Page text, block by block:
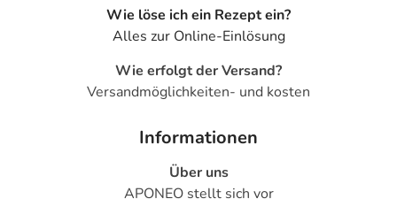
Wie löse ich ein Rezept ein?
Alles zur Online-Einlösung
Wie erfolgt der Versand?
Versandmöglichkeiten- und kosten
Informationen
Über uns
APONEO stellt sich vor